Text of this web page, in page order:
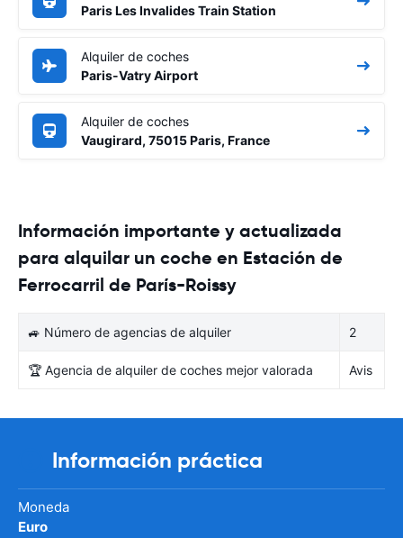
Paris Les Invalides Train Station
Alquiler de coches
Paris-Vatry Airport
Alquiler de coches
Vaugirard, 75015 Paris, France
Información importante y actualizada
para alquilar un coche en Estación de
Ferrocarril de París-Roissy
🚙 Número de agencias de alquiler 2
🏆 Agencia de alquiler de coches mejor valorada Avis
Información práctica
Moneda
Euro